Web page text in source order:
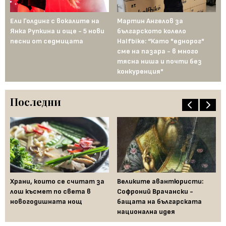
Ели Голдинг с вокалите на
Янка Рупкина и още - 5 нови
песни от седмицата
Мартин Ангелов за
българското колело
Halfbike: “Като "еднорог"
сме на пазара - в много
тясна ниша и почти без
конкуренция"
Последни
Храни, които се считат за
лош късмет по света в
новогодишната нощ
Великите авантюристи:
Софроний Врачански -
бащата на българската
национална идея